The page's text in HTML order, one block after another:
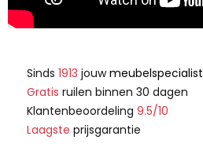
Sinds 1913 jouwmeubelspecialist
Gratis ruilen binnen 30 dagen
Klantenbeoordeling 9.5/10
Laagste prijsgarantie